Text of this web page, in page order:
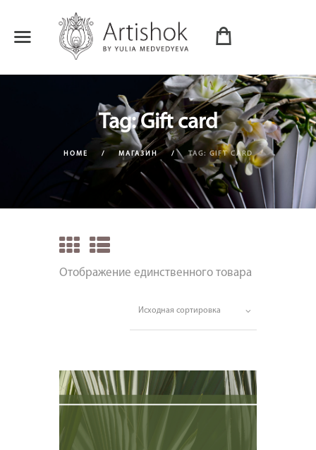
Tag: Gift card
HOME МАГАЗИН TAG: GIFT CARD
Отображение единственного товара